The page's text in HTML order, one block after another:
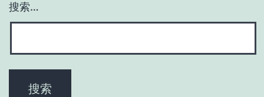
搜索…